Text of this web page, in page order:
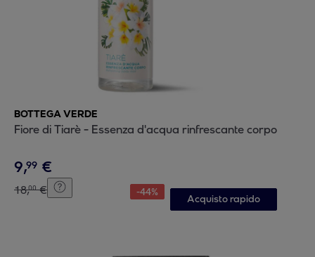
BOTTEGA VERDE
Fiore di Tiarè - Essenza d'acqua rinfrescante corpo
9,99 €
18,00 € -44%
Acquisto rapido